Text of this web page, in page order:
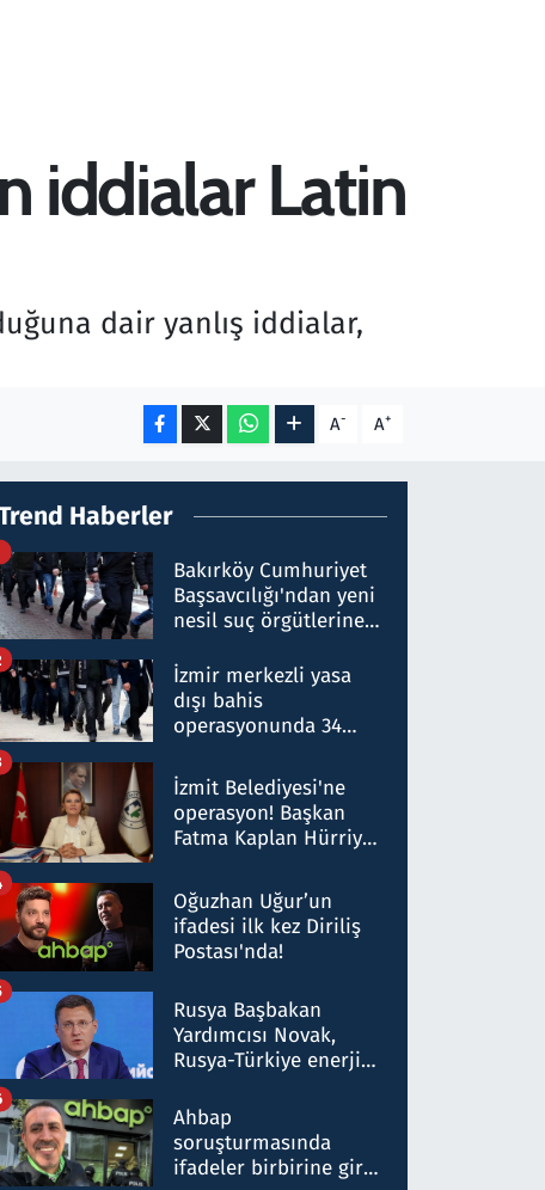
iddialar Latin
dair yanlış iddialar,
A- A+
Haberler
Bakırköy Cumhuriyet
Başsavcılığı'ndan yeni
nesil suç örgütlerine
hakkında gözaltı kararı
İzmir merkezli yasa
dışı bahis
operasyonunda 34
Milyar liralık para
trafiği tespit edildi
İzmit Belediyesi'ne
operasyon! Başkan
Fatma Kaplan Hürriyet
Oğuzhan Uğur’un
ifadesi ilk kez Diriliş
Postası'nda!
Rusya Başbakan
Yardımcısı Novak,
Rusya-Türkiye enerji
nitelikte olduğunu
belirtti
Ahbap
soruşturmasında
ifadeler birbirine girdi: